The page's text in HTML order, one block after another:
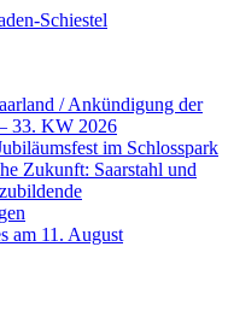
/ Ankündigung der
33. KW 2026
im Schlosspark
Zukunft: Saarstahl und
am 11. August